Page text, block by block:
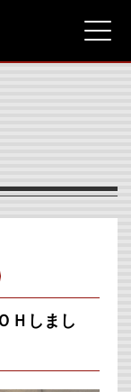
Ｈしまし